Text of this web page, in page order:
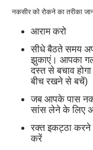
नकसीर को रोकने का तरीका
आराम करो
सीधे बैठते समय
झुकाएं। आपका
दस्त से बचाव
बीच रखने से बचें)
जब आपके पास
सांस लेने के लिए
रक्त इकट्ठा करने
करें